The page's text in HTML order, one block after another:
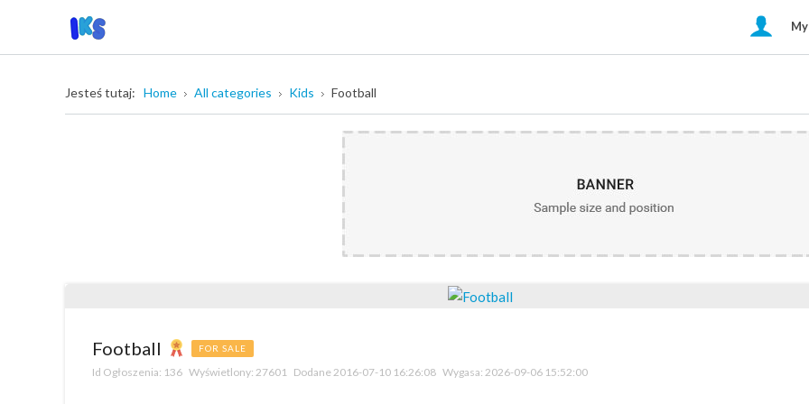
Jesteś tutaj: Home All categories Kids Football
Football FOR SALE
Id Ogłoszenia: 136 Wyświetlony: 27601 Dodane2016-07-10 16:26:08 Wygasa: 2026-09-06 15:52:00